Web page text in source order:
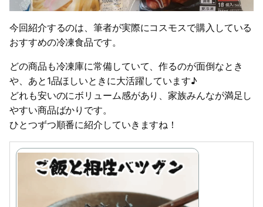
今回紹介するのは、筆者が実際にコスモスで購入している
おすすめの冷凍食品です。
どの商品も冷凍庫に常備していて、作るのが面倒なとき
や、あと1品ほしいときに大活躍しています♪
どれも安いのにボリューム感があり、家族みんなが満足し
やすい商品ばかりです。
ひとつずつ順番に紹介していきますね！